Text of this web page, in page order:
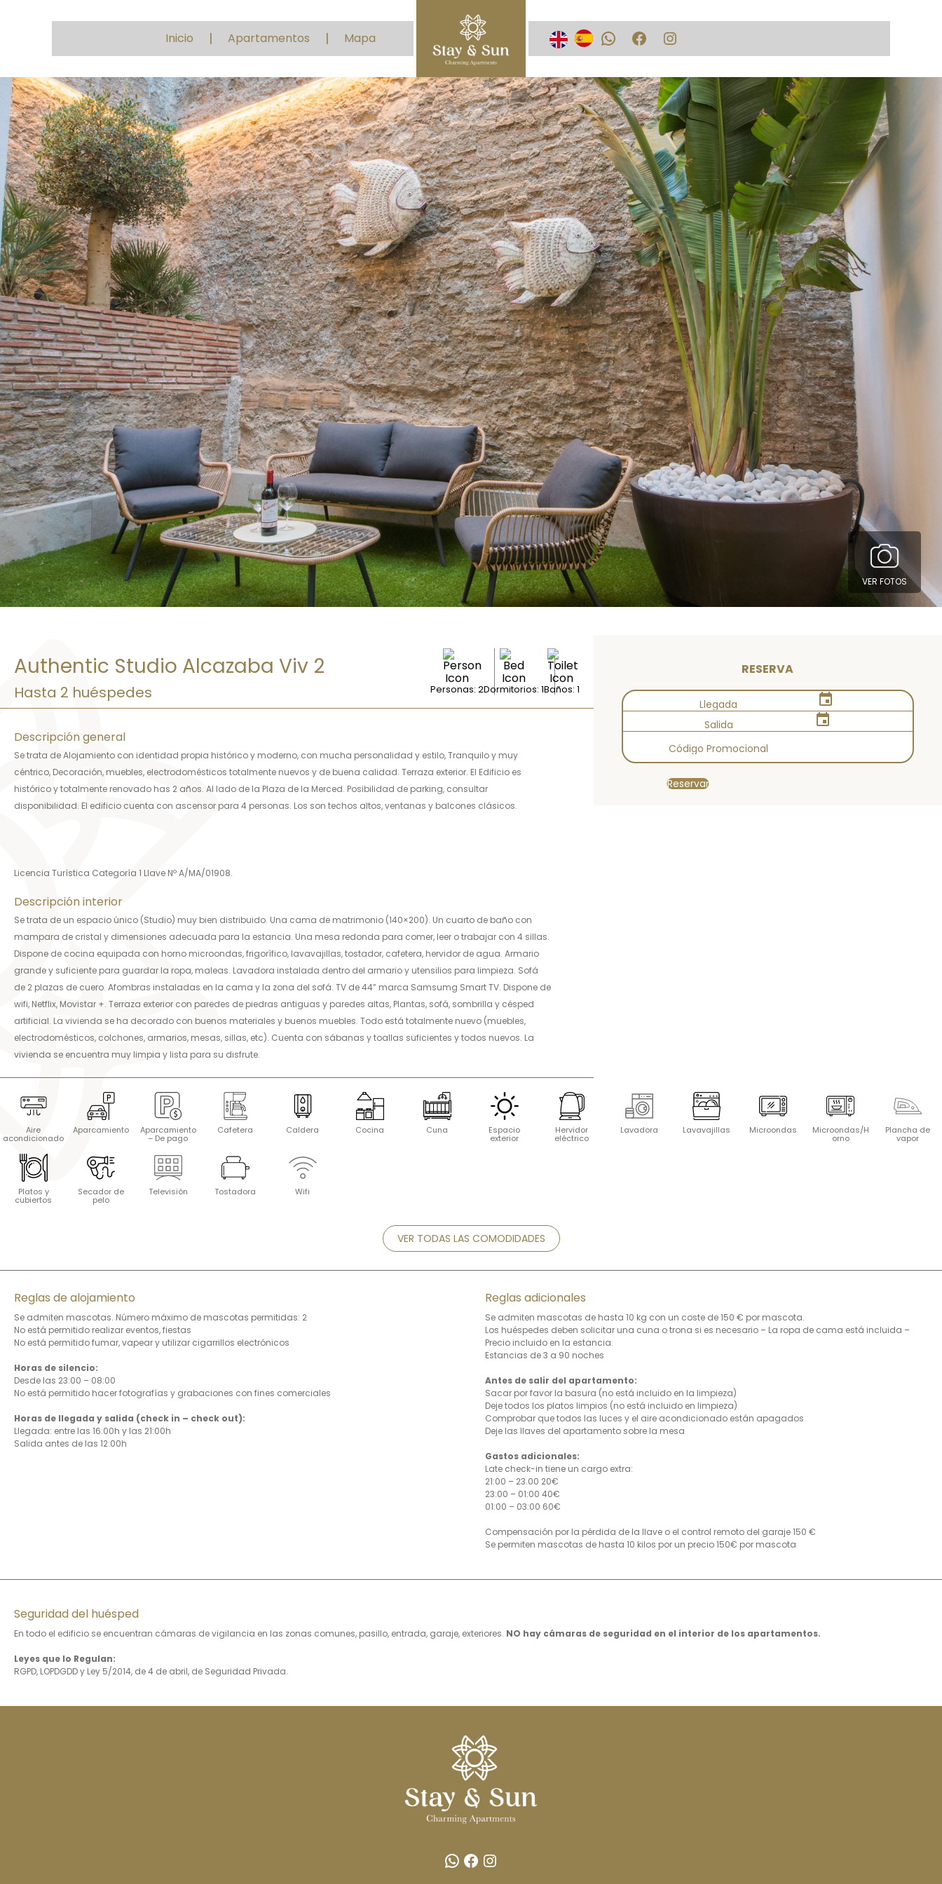
Inicio Apartamentos Mapa WhatsApp Facebook Instagram
VER FOTOS
Authentic Studio Alcazaba Viv 2
Hasta 2 huéspedes Personas: 2Dormitorios: 1Baños: 1
Descripción general
Se trata de Alojamiento con identidad propia histórico y moderno, con mucha personalidad y estilo, Tranquilo y muy
céntrico, Decoración, muebles, electrodomésticos totalmente nuevos y de buena calidad. Terraza exterior. El Edificio es
histórico y totalmente renovado has 2 años. Al lado de la Plaza de la Merced. Posibilidad de parking, consultar
disponibilidad. El edificio cuenta con ascensor para 4 personas. Los son techos altos, ventanas y balcones clásicos.
Licencia Turística Categoría 1 Llave Nº A/MA/01908.
Descripción interior
Se trata de un espacio único (Studio) muy bien distribuido. Una cama de matrimonio (140×200). Un cuarto de baño con
mampara de cristal y dimensiones adecuada para la estancia. Una mesa redonda para comer, leer o trabajar con 4 sillas.
Dispone de cocina equipada con horno microondas, frigorífico, lavavajillas, tostador, cafetera, hervidor de agua. Armario
grande y suficiente para guardar la ropa, maleas. Lavadora instalada dentro del armario y utensilios para limpieza. Sofá
de 2 plazas de cuero. Afombras instaladas en la cama y la zona del sofá. TV de 44” marca Samsumg Smart TV. Dispone de
wifi, Netflix, Movistar +. Terraza exterior con paredes de piedras antiguas y paredes altas, Plantas, sofá, sombrilla y césped
artificial. La vivienda se ha decorado con buenos materiales y buenos muebles. Todo está totalmente nuevo (muebles,
electrodomésticos, colchones, armarios, mesas, sillas, etc). Cuenta con sábanas y toallas suficientes y todos nuevos. La
vivienda se encuentra muy limpia y lista para su disfrute.
RESERVA
event
event
Aire
acondicionado
Aparcamiento Aparcamiento
– De pago
Cafetera Caldera Cocina Cuna Espacio
exterior
Hervidor
eléctrico
Lavadora Lavavajillas Microondas Microondas/H
orno
Plancha de
vapor
Platos y
cubiertos
Secador de
pelo
Televisión Tostadora Wifi
VER TODAS LAS COMODIDADES
Reglas de alojamiento
Se admiten mascotas. Número máximo de mascotas permitidas: 2
No está permitido realizar eventos, fiestas
No está permitido fumar, vapear y utilizar cigarrillos electrónicos
Horas de silencio:
Desde las 23:00 – 08:00
No está permitido hacer fotografías y grabaciones con fines comerciales
Horas de llegada y salida (check in – check out):
Llegada: entre las 16:00h y las 21:00h
Salida antes de las 12:00h
Reglas adicionales
Se admiten mascotas de hasta 10 kg con un coste de 150 € por mascota.
Los huéspedes deben solicitar una cuna o trona si es necesario – La ropa de cama está incluida –
Precio incluido en la estancia.
Estancias de 3 a 90 noches
Antes de salir del apartamento:
Sacar por favor la basura (no está incluido en la limpieza)
Deje todos los platos limpios (no está incluido en limpieza)
Comprobar que todos las luces y el aire acondicionado están apagados
Deje las llaves del apartamento sobre la mesa
Gastos adicionales:
Late check-in tiene un cargo extra:
21:00 – 23.00 20€
23:00 – 01:00 40€
01:00 – 03:00 60€
Compensación por la pérdida de la llave o el control remoto del garaje 150 €
Se permiten mascotas de hasta 10 kilos por un precio 150€ por mascota
Seguridad del huésped
En todo el edificio se encuentran cámaras de vigilancia en las zonas comunes, pasillo, entrada, garaje, exteriores. NO hay cámaras de seguridad en el interior de los apartamentos.
Leyes que lo Regulan:
RGPD, LOPDGDD y Ley 5/2014, de 4 de abril, de Seguridad Privada.
WhatsApp
Facebook
Instagram